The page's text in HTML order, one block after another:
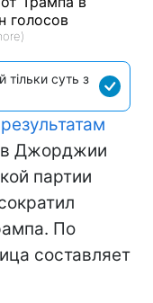
суть з
результатам
в Джорджии
партии
По
составляет